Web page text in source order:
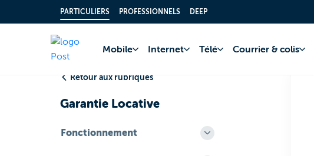
PARTICULIERS PROFESSIONNELS DEEP
Mobile Internet Télé Courrier & colis
Retour aux rubriques
Garantie Locative
Fonctionnement